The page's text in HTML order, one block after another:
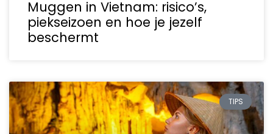
Muggen in Vietnam: risico’s,
piekseizoen en hoe je jezelf
beschermt
TIPS